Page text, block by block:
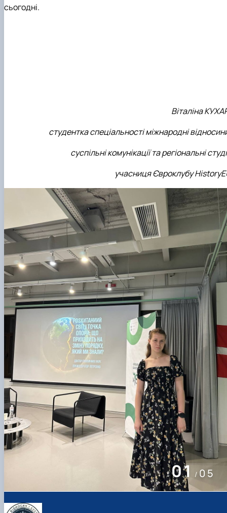
сьогодні.
Віталіна
студентка спеціальності міжнародні
суспільні комунікації та регіональні
учасниця Євроклубу
02 / 05